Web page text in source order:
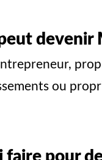
devenir
ou
faire pour